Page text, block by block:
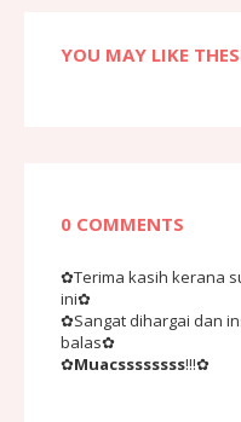
YOU MAY LIKE
0 COMMENTS
✿Terima kasih kerana
ini✿
✿Sangat dihargai dan
balas✿
✿Muacssssssss!!!✿